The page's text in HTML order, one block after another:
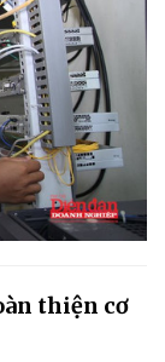
thiện cơ